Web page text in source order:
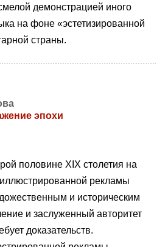
демонстрацией иного
на фоне «эстетизированной
страны.
эпохи
половине XIX столетия на
иллюстрированной рекламы
и историческим
и заслуженный авторитет
доказательств.